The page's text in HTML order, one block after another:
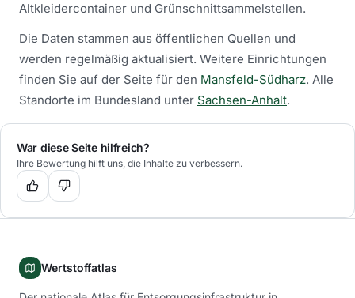
Altkleidercontainer und Grünschnittsammelstellen.
Die Daten stammen aus öffentlichen Quellen und
werden regelmäßig aktualisiert. Weitere Einrichtungen
finden Sie auf der Seite für den Mansfeld-Südharz. Alle
Standorte im Bundesland unter Sachsen-Anhalt.
War diese Seite hilfreich?
Ihre Bewertung hilft uns, die Inhalte zu verbessern.
Wertstoffatlas